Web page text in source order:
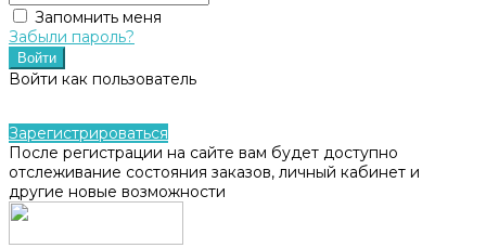
Запомнить меня
Забыли пароль?
Войти как пользователь
Зарегистрироваться
После регистрации на сайте вам будет доступно
отслеживание состояния заказов, личный кабинет и
другие новые возможности